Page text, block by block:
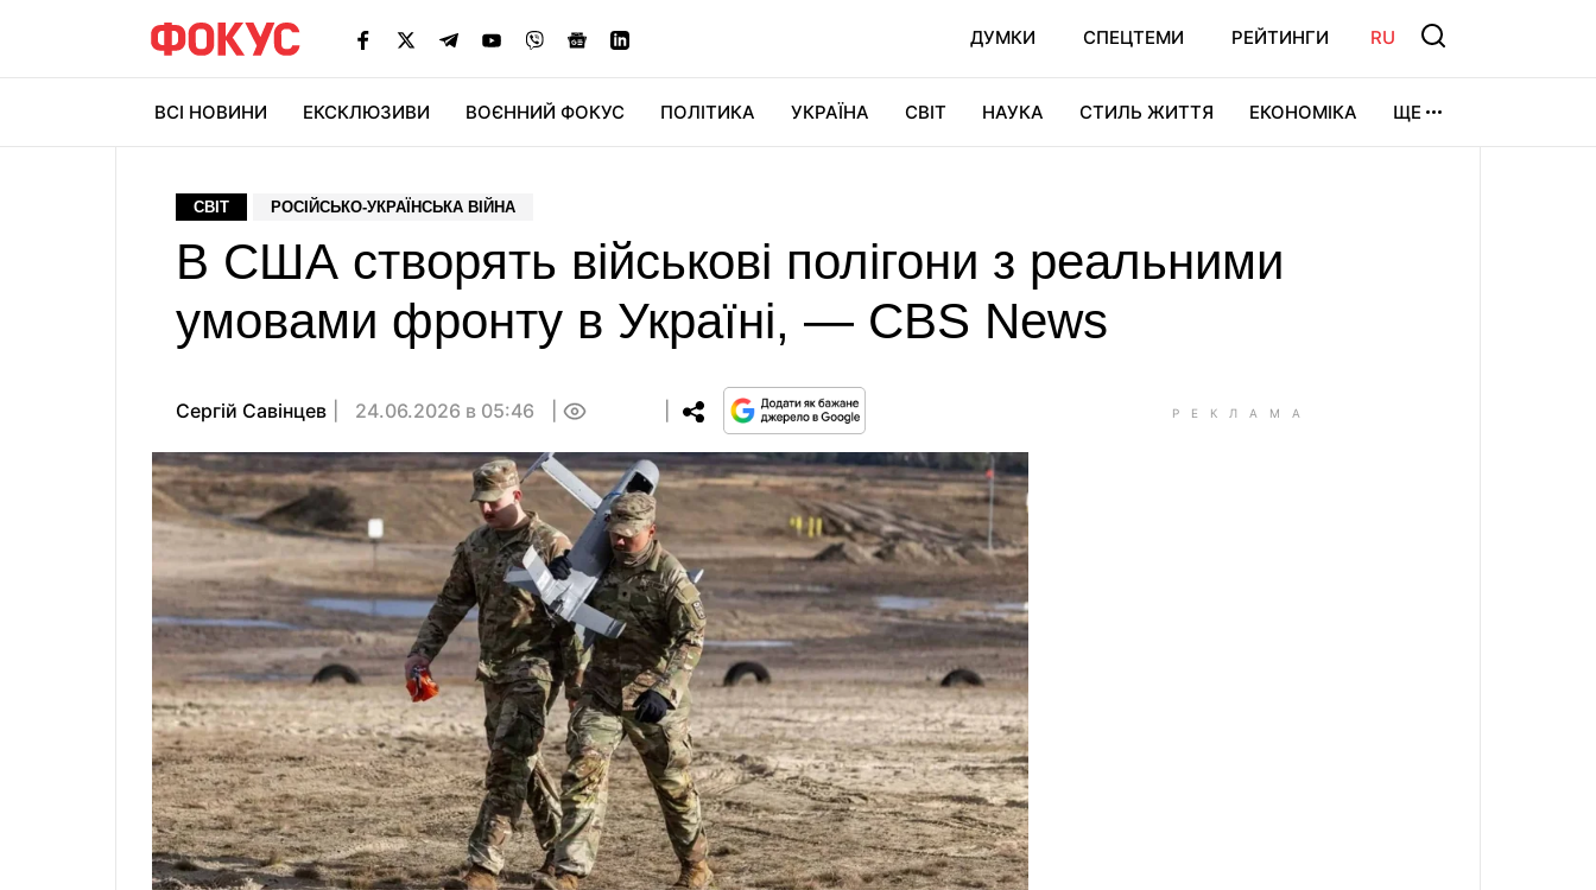
ДУМКИ СПЕЦТЕМИ РЕЙТИНГИ RU
ВСІ НОВИНИ ЕКСКЛЮЗИВИ ВОЄННИЙ ФОКУС ПОЛІТИКА УКРАЇНА СВІТ НАУКА СТИЛЬ ЖИТТЯ ЕКОНОМІКА ЩЕ
СВІТ РОСІЙСЬКО-УКРАЇНСЬКА ВІЙНА
В США створять військові полігони з реальними
умовами фронту в Україні, — CBS News
Сергій Савінцев 24.06.2026 в 05:46